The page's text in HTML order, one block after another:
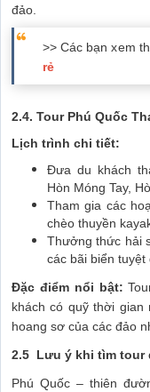
đảo.
>> Các bạn xem
rẻ
2.4. Tour Phú Quốc
Lịch trình chi tiết:
Đưa du khách
Hòn Móng Tay,
Tham gia các
chèo thuyền
Thưởng thức hải
các bãi biển tuyệt
Đặc điểm nổi bật:
khách có quỹ thời gian
hoang sơ của các đảo
2.5 Lưu ý khi tìm tour
Phú Quốc – thiên